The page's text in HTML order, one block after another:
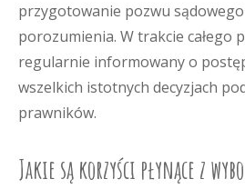
przygotowanie pozwu
porozumienia. W trakcie całego
regularnie informowany o
wszelkich istotnych decyzjach
prawników.
Jakie są korzyści płynące z